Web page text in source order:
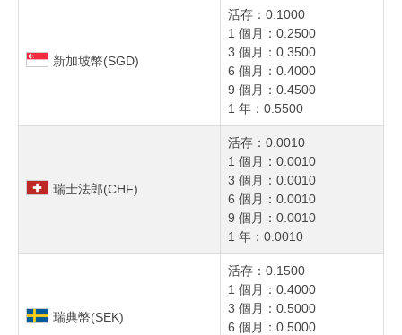
新加坡幣(SGD)
活存：0.1000
1 個月：0.2500
3 個月：0.3500
6 個月：0.4000
9 個月：0.4500
1 年：0.5500
瑞士法郎(CHF)
活存：0.0010
1 個月：0.0010
3 個月：0.0010
6 個月：0.0010
9 個月：0.0010
1 年：0.0010
瑞典幣(SEK)
活存：0.1500
1 個月：0.4000
3 個月：0.5000
6 個月：0.5000